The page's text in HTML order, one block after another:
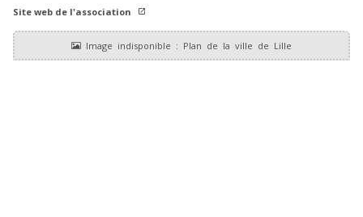
Site web de l'association